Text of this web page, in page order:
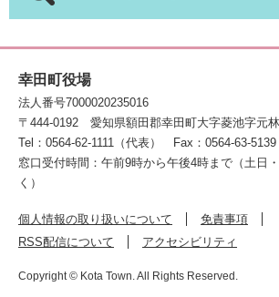
幸田町役場
法人番号7000020235016
〒444-0192
愛知県額田郡幸田町大字菱池字元
Tel：0564-62-1111（代表）
Fax：0564-63-5139
窓口受付時間：午前9時から午後4時まで（土日
く）
個人情報の取り扱いについて
免責事項
RSS配信について
アクセシビリティ
Copyright © Kota Town. All Rights Reserved.